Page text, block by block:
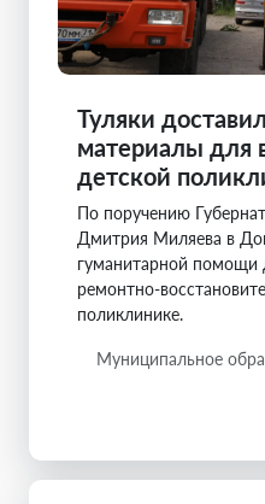
Туляки
материалы для
детской
По поручению
Дмитрия Миляева в
гуманитарной помощи
ремонтно-
поликлинике.
Муниципальное